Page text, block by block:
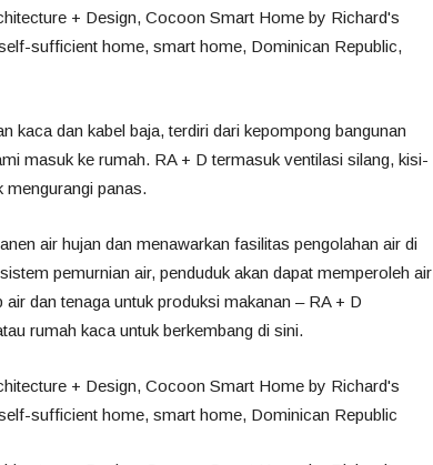
kaca dan kabel baja, terdiri dari kepompong bangunan
masuk ke rumah. RA + D termasuk ventilasi silang, kisi-
mengurangi panas.
air hujan dan menawarkan fasilitas pengolahan air di
pemurnian air, penduduk akan dapat memperoleh air
air dan tenaga untuk produksi makanan – RA + D
rumah kaca untuk berkembang di sini.